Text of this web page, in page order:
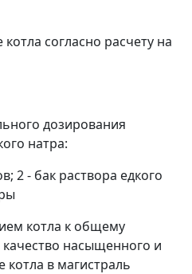
согласно расчету на
дозирования
натра:
2 - бак раствора едкого
котла к общему
насыщенного и
котла в магистраль